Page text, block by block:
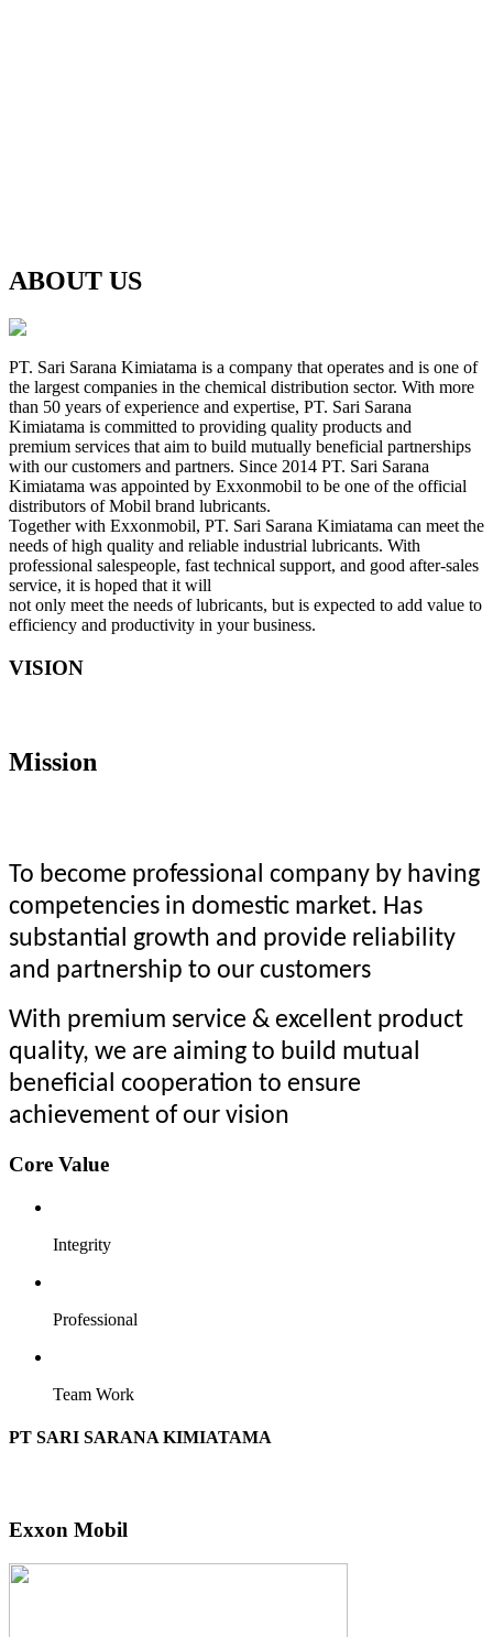
ABOUT US
PT. Sari Sarana Kimiatama is a company that operates and is one of
the largest companies in the chemical distribution sector. With more
than 50 years of experience and expertise, PT. Sari Sarana
Kimiatama is committed to providing quality products and
premium services that aim to build mutually beneficial partnerships
with our customers and partners. Since 2014 PT. Sari Sarana
Kimiatama was appointed by Exxonmobil to be one of the official
distributors of Mobil brand lubricants.
Together with Exxonmobil, PT. Sari Sarana Kimiatama can meet the
needs of high quality and reliable industrial lubricants. With
professional salespeople, fast technical support, and good after-sales
service, it is hoped that it will
not only meet the needs of lubricants, but is expected to add value to
efficiency and productivity in your business.
VISION
Mission
To become professional company by having
competencies in domestic market. Has
substantial growth and provide reliability
and partnership to our customers
With premium service & excellent product
quality, we are aiming to build mutual
beneficial cooperation to ensure
achievement of our vision
Core Value
Integrity
Professional
Team Work
PT SARI SARANA KIMIATAMA
Exxon Mobil